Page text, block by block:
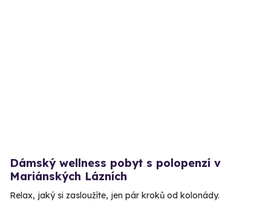
Dámský wellness pobyt s polopenzí v
Mariánských Lázních
Relax, jaký si zasloužíte, jen pár kroků od kolonády.